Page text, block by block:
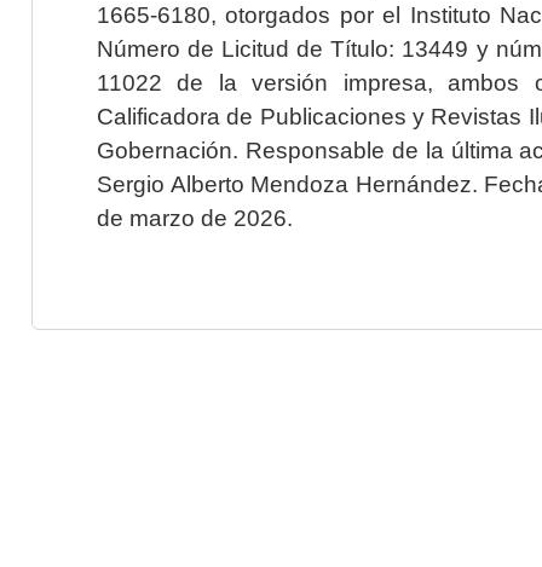
1665-6180, otorgados por el Instituto
Número de Licitud de Título: 13449 y
11022 de la versión impresa, ambos
Calificadora de Publicaciones y Revistas
Gobernación. Responsable de la última
Sergio Alberto Mendoza Hernández.
de marzo de 2026.